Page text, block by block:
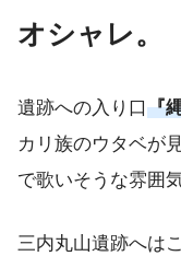
オシャレ。
遺跡への入り口『
カリ族のウタベが
で歌いそうな雰囲気
三内丸山遺跡へは